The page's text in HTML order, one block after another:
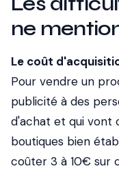
ne
Le coût
Pour vendre un
publicité à des
d'achat et qui vont
boutiques bien
coûter 3 à 10€ sur